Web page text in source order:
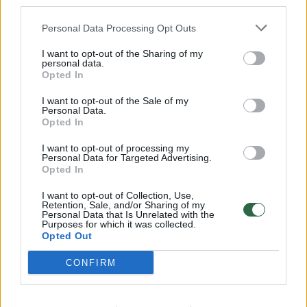
Personal Data Processing Opt Outs
I want to opt-out of the Sharing of my
personal data.
Opted In
I want to opt-out of the Sale of my
Personal Data.
Opted In
I want to opt-out of processing my
Personal Data for Targeted Advertising.
Opted In
I want to opt-out of Collection, Use,
Retention, Sale, and/or Sharing of my
Personal Data that Is Unrelated with the
Purposes for which it was collected.
Opted Out
CONFIRM
32 laipsnių šilumos
Žinios | Orai
Nufilmavo, kaip patvino Vilniaus Vakarinis aplinkkelis:
vaizdas pribloškia
Žinios | Lietuvos diena
00:15:54
V. Zalužno pasisakymą laiko bandymu įsitvirtinti
Laidos | Nauja diena
Visi įrašai